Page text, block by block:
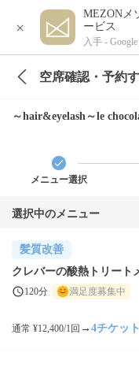
×
MEZONメ
ービス
入手 -
空席確認・予約
～hair&eyelash～le
メニュー選択
選択中のメニュー
髪質改善
クレバーの酸熱トリート
120分 満足度募集中
通常 ¥12,400/1回 → 4チケッ